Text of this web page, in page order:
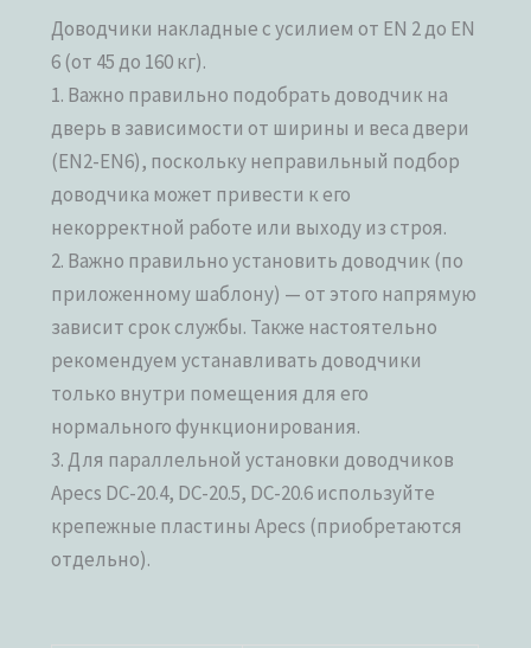
Доводчики накладные с усилием от EN 2 до EN
6 (от 45 до 160 кг).
1. Важно правильно подобрать доводчик на
дверь в зависимости от ширины и веса двери
(EN2-EN6), поскольку неправильный подбор
доводчика может привести к его
некорректной работе или выходу из строя.
2. Важно правильно установить доводчик (по
приложенному шаблону) — от этого напрямую
зависит срок службы. Также настоятельно
рекомендуем устанавливать доводчики
только внутри помещения для его
нормального функционирования.
3. Для параллельной установки доводчиков
Apecs DC-20.4, DC-20.5, DC-20.6 используйте
крепежные пластины Apecs (приобретаются
отдельно).